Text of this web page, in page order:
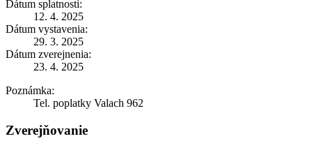
Dátum splatnosti:
12. 4. 2025
Dátum vystavenia:
29. 3. 2025
Dátum zverejnenia:
23. 4. 2025
Poznámka:
Tel. poplatky Valach 962
Zverejňovanie